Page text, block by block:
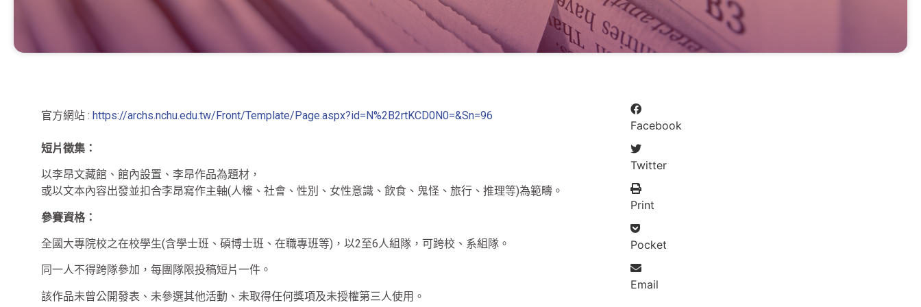
官方網站 : https://archs.nchu.edu.tw/Front/Template/Page.aspx?id=N%2B2rtKCD0N0=&Sn=96
短片徵集：
以李昂文藏館、館內設置、李昂作品為題材，
或以文本內容出發並扣合李昂寫作主軸(人權、社會、性別、女性意識、飲食、鬼怪、旅行、推理等)為範疇。
參賽資格：
全國大專院校之在校學生(含學士班、碩博士班、在職專班等)，以2至6人組隊，可跨校、系組隊。
同一人不得跨隊參加，每團隊限投稿短片一件。
該作品未曾公開發表、未參選其他活動、未取得任何獎項及未授權第三人使用。
Facebook
Twitter
Print
Pocket
Email